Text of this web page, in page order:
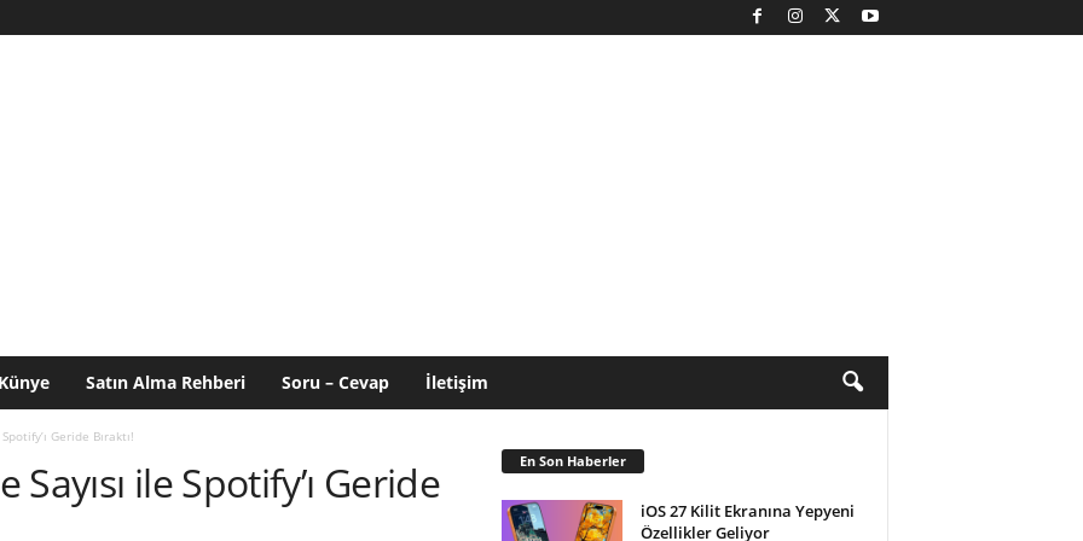
Künye Satın Alma Rehberi Soru – Cevap İletişim
Geride Bıraktı!
ile Spotify’ı Geride
En Son Haberler
iOS 27 Kilit Ekranına Yepyeni
Özellikler Geliyor